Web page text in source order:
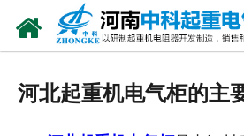
河北起重机电气柜的主